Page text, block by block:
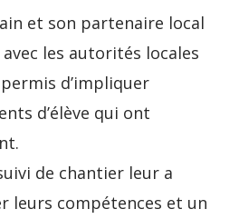
et son partenaire local
les autorités locales
d’impliquer
d’élève qui ont
de chantier leur a
leurs compétences et un